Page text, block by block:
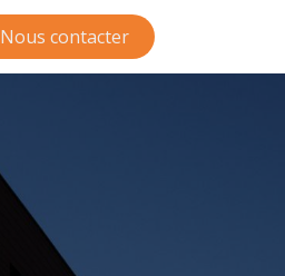
Nous contacter